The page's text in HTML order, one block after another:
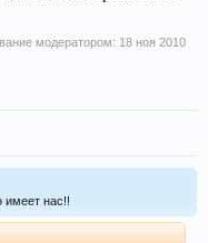
модератором: 18 ноя 2010
имеет нас!!